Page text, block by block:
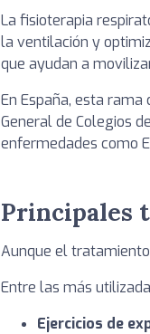
La fisioterapia
la ventilación y
que ayudan a
En España, esta
General de Colegios
enfermedades como
Principales
Aunque el
Entre las más
Ejercicios de